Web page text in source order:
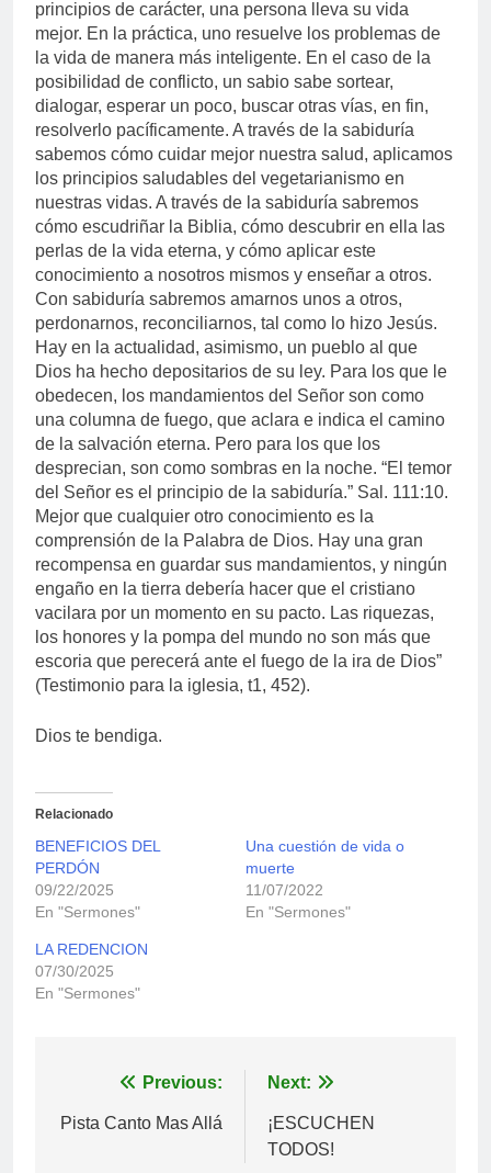
principios de carácter, una persona lleva su vida
mejor. En la práctica, uno resuelve los problemas de
la vida de manera más inteligente. En el caso de la
posibilidad de conflicto, un sabio sabe sortear,
dialogar, esperar un poco, buscar otras vías, en fin,
resolverlo pacíficamente. A través de la sabiduría
sabemos cómo cuidar mejor nuestra salud, aplicamos
los principios saludables del vegetarianismo en
nuestras vidas. A través de la sabiduría sabremos
cómo escudriñar la Biblia, cómo descubrir en ella las
perlas de la vida eterna, y cómo aplicar este
conocimiento a nosotros mismos y enseñar a otros.
Con sabiduría sabremos amarnos unos a otros,
perdonarnos, reconciliarnos, tal como lo hizo Jesús.
Hay en la actualidad, asimismo, un pueblo al que
Dios ha hecho depositarios de su ley. Para los que le
obedecen, los mandamientos del Señor son como
una columna de fuego, que aclara e indica el camino
de la salvación eterna. Pero para los que los
desprecian, son como sombras en la noche. “El temor
del Señor es el principio de la sabiduría.” Sal. 111:10.
Mejor que cualquier otro conocimiento es la
comprensión de la Palabra de Dios. Hay una gran
recompensa en guardar sus mandamientos, y ningún
engaño en la tierra debería hacer que el cristiano
vacilara por un momento en su pacto. Las riquezas,
los honores y la pompa del mundo no son más que
escoria que perecerá ante el fuego de la ira de Dios”
(Testimonio para la iglesia, t1, 452).
Dios te bendiga.
Relacionado
BENEFICIOS DEL
PERDÓN
09/22/2025
En "Sermones"
Una cuestión de vida o
muerte
11/07/2022
En "Sermones"
LA REDENCION
07/30/2025
En "Sermones"
Navegación
de
Previous:
Pista Canto Mas Allá
Next:
¡ESCUCHEN
TODOS!